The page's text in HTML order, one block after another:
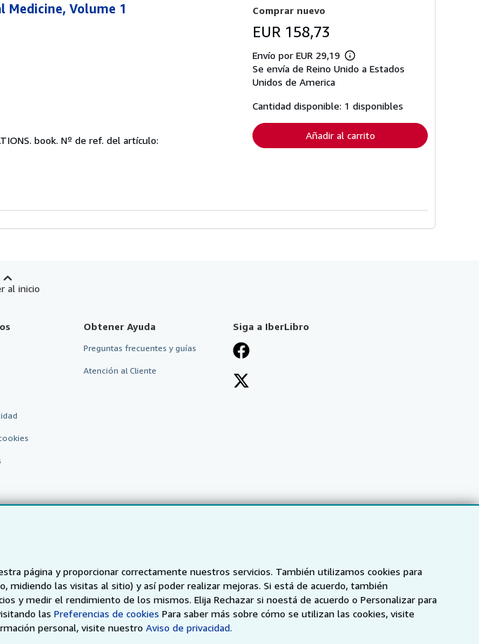
página y proporcionar correctamente nuestros servicios. También utilizamos cookies para
las visitas al sitio) y así poder realizar mejoras. Si está de acuerdo, también
y medir el rendimiento de los mismos. Elija Rechazar si noestá de acuerdo o Personalizar para
las Preferencias de cookies Para saber más sobre cómo se utilizan las cookies, visite
personal, visite nuestroAviso de privacidad.
Volume 1
book. Nº de ref. del artículo:
Comprar nuevo
EUR 158,73
Envío por EUR 29,19
Más
información
tarifas
de
envío
Se envía de Reino Unido a Estados
Unidos de America
Cantidad disponible: 1 disponibles
Añadir al carrito
al inicio
Obtener Ayuda
Preguntas frecuentes y guías
Atención al Cliente
Siga a IberLibro
AbeBooks.it AbeBooks Aus/NZ AbeBooks.ca ZVAB.com